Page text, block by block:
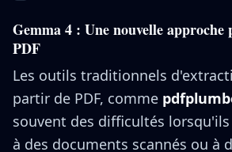
Gemma 4 : Une nouvelle approche
PDF
Les outils traditionnels
partir de PDF, comme
souvent des difficultés
à des documents scannés ou à